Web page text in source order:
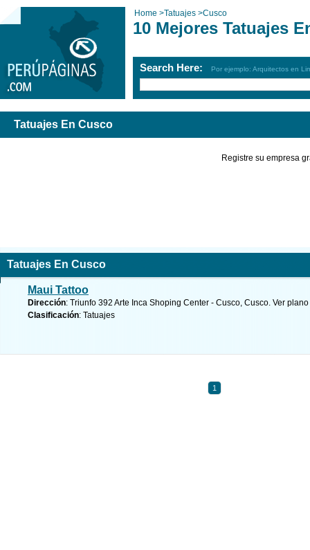
Home >Tatuajes >Cusco
10 Mejores Tatuajes
Search Here: Por ejemplo: Arquitectos en
Tatuajes En Cusco
Registre su empresa
Tatuajes En Cusco
Maui Tattoo
Dirección: Triunfo 392 Arte Inca Shoping Center - Cusco, Cusco. Ver plano
Clasificación: Tatuajes
1